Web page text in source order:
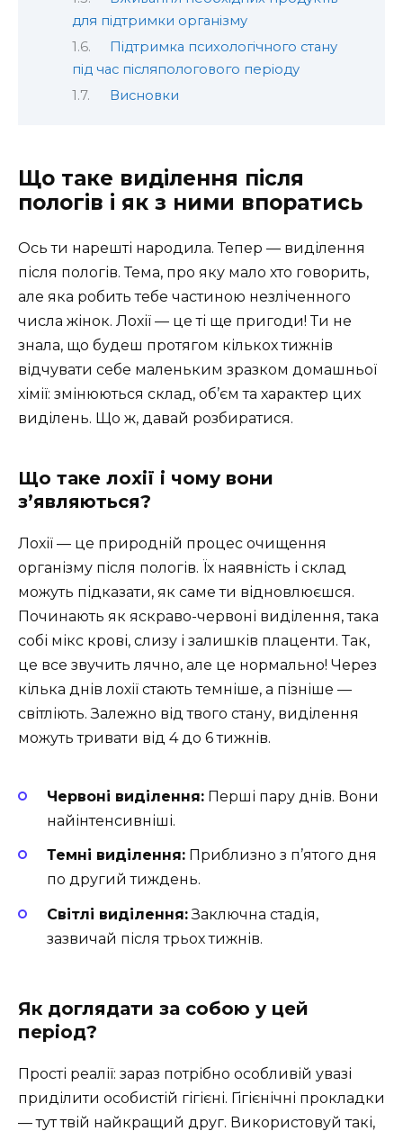
для підтримки організму
Підтримка психологічного стану
під час післяпологового періоду
Висновки
Що таке виділення після
пологів і як з ними впоратись
Ось ти нарешті народила. Тепер — виділення
після пологів. Тема, про яку мало хто говорить,
але яка робить тебе частиною незліченного
числа жінок. Лохії — це ті ще пригоди! Ти не
знала, що будеш протягом кількох тижнів
відчувати себе маленьким зразком домашньої
хімії: змінюються склад, об’єм та характер цих
виділень. Що ж, давай розбиратися.
Що таке лохії і чому вони
з’являються?
Лохії — це природній процес очищення
організму після пологів. Їх наявність і склад
можуть підказати, як саме ти відновлюєшся.
Починають як яскраво-червоні виділення, така
собі мікс крові, слизу і залишків плаценти. Так,
це все звучить лячно, але це нормально! Через
кілька днів лохії стають темніше, а пізніше —
світліють. Залежно від твого стану, виділення
можуть тривати від 4 до 6 тижнів.
Червоні виділення: Перші пару днів. Вони
найінтенсивніші.
Темні виділення: Приблизно з п’ятого дня
по другий тиждень.
Світлі виділення:Заключна стадія,
зазвичай після трьох тижнів.
Як доглядати за собою у цей
період?
Прості реалії: зараз потрібно особливій увазі
приділити особистій гігієні. Гігієнічні прокладки
— тут твій найкращий друг. Використовуй такі,